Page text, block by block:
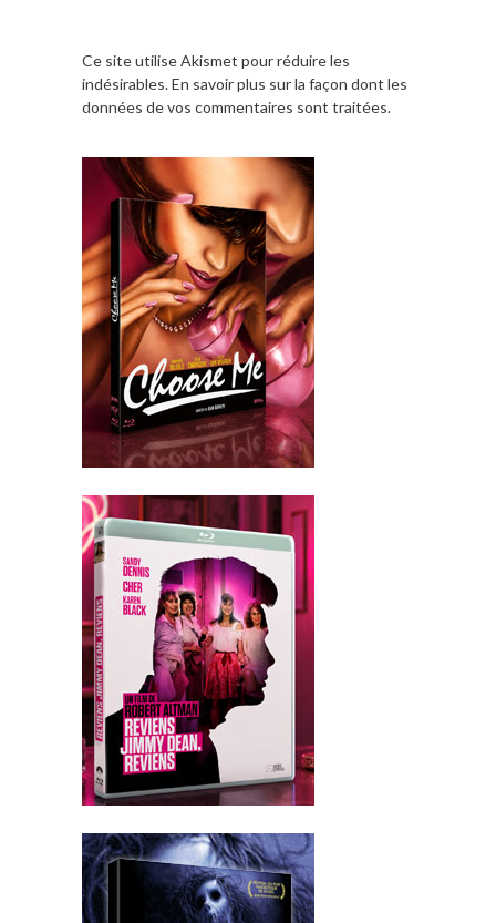
Ce site utilise Akismet pour réduire les
indésirables.En savoir plus sur la façon dont les
données de vos commentaires sont traitées.